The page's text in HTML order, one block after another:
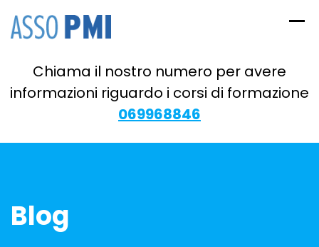
Chiama il nostro numero per avere
informazioni riguardo i corsi di formazione
069968846
Blog